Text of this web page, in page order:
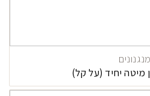
מנגנונים
מיטה יחיד (על קל)